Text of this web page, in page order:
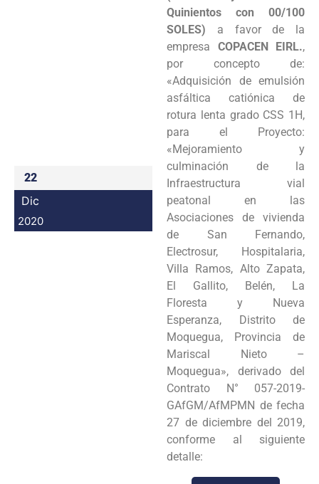
22
Dic
2020
Quinientos con 00/100
SOLES) a favor de la
empresa COPACEN EIRL.,
por concepto de:
«Adquisición de emulsión
asfáltica catiónica de
rotura lenta grado CSS 1H,
para el Proyecto:
«Mejoramiento y
culminación de la
Infraestructura vial
peatonal en las
Asociaciones de vivienda
de San Fernando,
Electrosur, Hospitalaria,
Villa Ramos, Alto Zapata,
El Gallito, Belén, La
Floresta y Nueva
Esperanza, Distrito de
Moquegua, Provincia de
Mariscal Nieto –
Moquegua», derivado del
Contrato N° 057-2019-
GAfGM/AfMPMN de fecha
27 de diciembre del 2019,
conforme al siguiente
detalle: